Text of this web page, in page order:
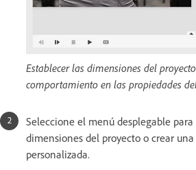
Establecer las dimensiones del
comportamiento en las propiedades
Seleccione el menú desplegable
dimensiones del proyecto o crear
personalizada.